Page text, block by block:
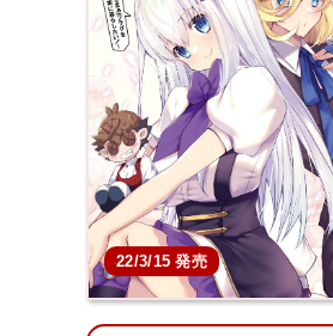
22/3/15 発売